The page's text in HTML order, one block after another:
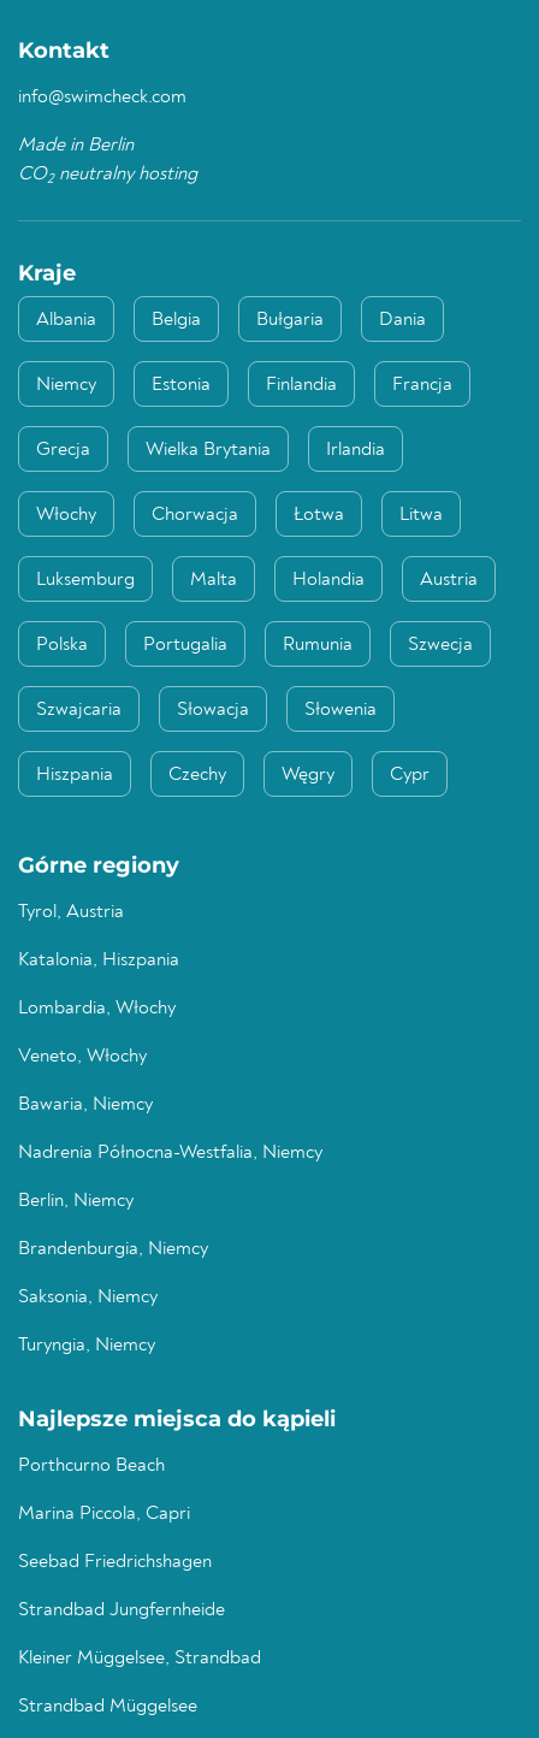
Kontakt
info@swimcheck.com
Made in Berlin
CO2neutralny hosting
Kraje
Albania Belgia Bułgaria Dania
Niemcy Estonia Finlandia Francja
Grecja Wielka Brytania Irlandia
Włochy Chorwacja Łotwa Litwa
Luksemburg Malta Holandia Austria
Polska Portugalia Rumunia Szwecja
Szwajcaria Słowacja Słowenia
Hiszpania Czechy Węgry Cypr
Górne regiony
Tyrol, Austria
Katalonia, Hiszpania
Lombardia, Włochy
Veneto, Włochy
Bawaria, Niemcy
Nadrenia Północna-Westfalia, Niemcy
Berlin, Niemcy
Brandenburgia, Niemcy
Saksonia, Niemcy
Turyngia, Niemcy
Najlepsze miejsca do kąpieli
Porthcurno Beach
Marina Piccola, Capri
Seebad Friedrichshagen
Strandbad Jungfernheide
Kleiner Müggelsee, Strandbad
Strandbad Müggelsee